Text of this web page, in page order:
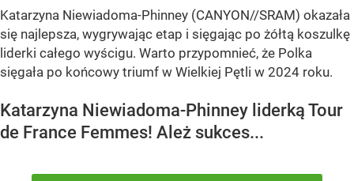
Katarzyna Niewiadoma-Phinney (CANYON//SRAM) okazała
się najlepsza, wygrywając etap i sięgając po żółtą koszulkę
liderki całego wyścigu. Warto przypomnieć, że Polka
sięgała po końcowy triumf w Wielkiej Pętli w 2024 roku.
Katarzyna Niewiadoma-Phinney liderką Tour
de France Femmes! Ależ sukces...